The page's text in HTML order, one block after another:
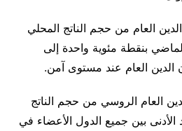
العام من حجم الناتج المحلي
بنقطة مئوية واحدة إلى
العام الروسي من حجم الناتج
الأدنى بين جميع الدول الأعضاء في